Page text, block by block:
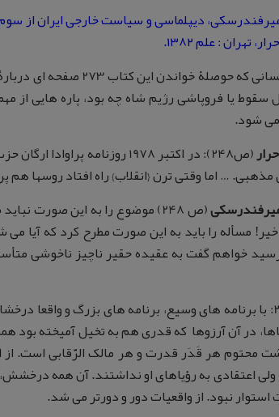
تهران : علم ۱۳۸۲.
برای کسانی که حوصلۀ
سقوط یا فروپاشی رژیم شاه چه بود، پاره هایی
شود.
(ص248): در اکتبر 1978
… اما وقتی ترن {انقلاب} راه افتاد روسها هم
(ص 248) موضوع را به این صورت
مسأله را باید به این صورت مطرح کرد که آیا
خواهم گفت به عقیده حقیر ناچیز ناخوشی
ص249: با برنامه های وسیع، برنامه های بزرگ و واقعا
در آن آرزوها که قدری هم به تخیل آمیخته بود
محتوم هر قَدَر قدرت و هر مالک الرّقابی است. از
اعتقادی به رؤیاهای او نداشتند. آن همه درخشش،
استوار نبود. از واقعیات دور و دورتر می شد.